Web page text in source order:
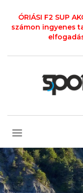
ÓRIÁSI F2 SUP
számon ingyenes